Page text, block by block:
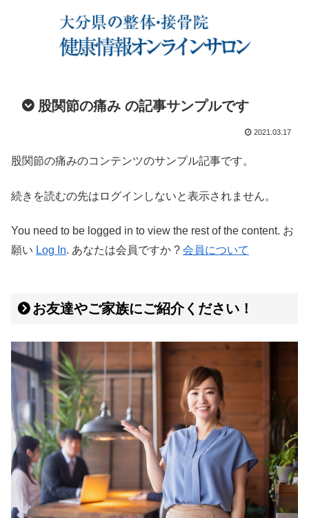
股関節の痛み の記事サンプルです
2021.03.17
股関節の痛みのコンテンツのサンプル記事です。
続きを読むの先はログインしないと表示されません。
You need to be logged in to view the rest of the content. お
願い Log In. あなたは会員ですか ? 会員について
お友達やご家族にご紹介ください！